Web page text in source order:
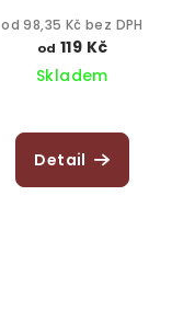
od 98,35 Kč bez DPH
od 119 Kč
Skladem
Detail